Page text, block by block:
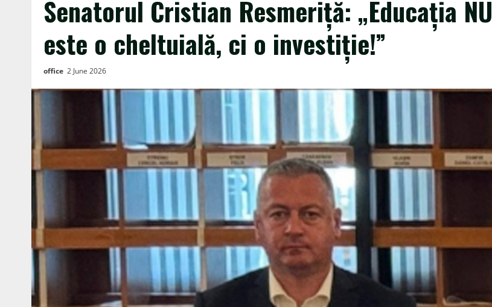
Senatorul Cristian Resmeriță: „Educația NU
este o cheltuială, ci o investiție!”
office 2 June 2026